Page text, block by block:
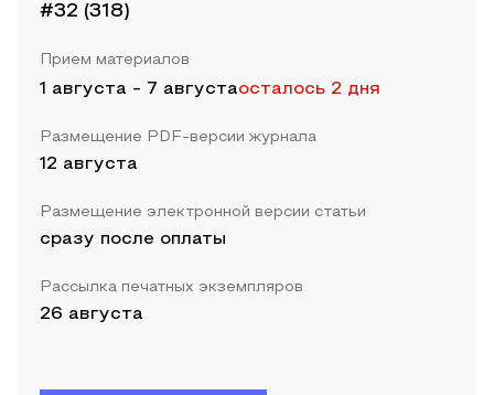
#32 (318)
Прием материалов
1 августа - 7 августаосталось 2 дня
Размещение PDF-версии журнала
12 августа
Размещение электронной версии статьи
сразу после оплаты
Рассылка печатных экземпляров
26 августа